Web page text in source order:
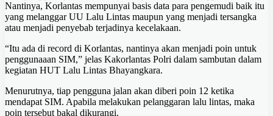
Nantinya, Korlantas mempunyai basis data para pengemudi baik itu
yang melanggar UU Lalu Lintas maupun yang menjadi tersangka
atau menjadi penyebab terjadinya kecelakaan.
“Itu ada di record di Korlantas, nantinya akan menjadi poin untuk
penggunaaan SIM,” jelas Kakorlantas Polri dalam sambutan dalam
kegiatan HUT Lalu Lintas Bhayangkara.
Menurutnya, tiap pengguna jalan akan diberi poin 12 ketika
mendapat SIM. Apabila melakukan pelanggaran lalu lintas, maka
poin tersebut bakal dikurangi.